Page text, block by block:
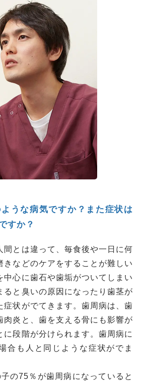
うな病気ですか？また症状は
すか？
間とは違って、毎食後や一日に何
きなどのケアをすることが難しい
中心に歯石や歯垢がついてしまい
ると臭いの原因になったり歯茎が
症状がでてきます。歯周病は、歯
肉炎と、歯を支える骨にも影響が
に段階が分けられます。歯周病に
合も人と同じような症状がでま
の75％が歯周病になっていると